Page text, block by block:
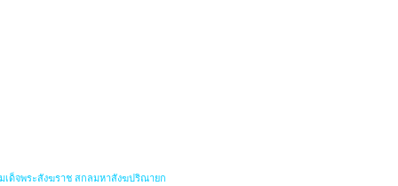
ด็จพระสังฆราช สกลมหาสังฆปริณายก